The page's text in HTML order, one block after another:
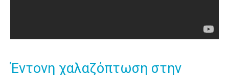
Έντονη χαλαζόπτωση στην